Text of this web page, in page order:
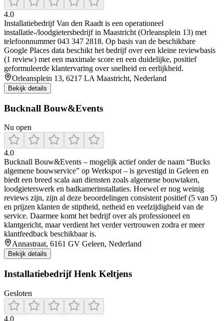
4.0
Installatiebedrijf Van den Raadt is een operationeel
installatie-/loodgietersbedrijf in Maastricht (Orleansplein 13) met
telefoonnummer 043 347 2818. Op basis van de beschikbare
Google Places data beschikt het bedrijf over een kleine reviewbasis
(1 review) met een maximale score en een duidelijke, positief
geformuleerde klantervaring over snelheid en eerlijkheid.
Orleansplein 13, 6217 LA Maastricht, Nederland
Bekijk details
Bucknall Bouw&Events
Nu open
4.0
Bucknall Bouw&Events – mogelijk actief onder de naam “Bucks
algemene bouwservice” op Werkspot – is gevestigd in Geleen en
biedt een breed scala aan diensten zoals algemene bouwtaken,
loodgieterswerk en badkamerinstallaties. Hoewel er nog weinig
reviews zijn, zijn al deze beoordelingen consistent positief (5 van 5)
en prijzen klanten de stiptheid, netheid en veelzijdigheid van de
service. Daarmee komt het bedrijf over als professioneel en
klantgericht, maar verdient het verder vertrouwen zodra er meer
klantfeedback beschikbaar is.
Annastraat, 6161 GV Geleen, Nederland
Bekijk details
Installatiebedrijf Henk Keltjens
Gesloten
4.0